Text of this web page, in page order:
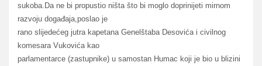
sukoba.Da ne bi propustio ništa što bi moglo doprinijeti mirnom
razvoju događaja,poslao je
rano slijedećeg jutra kapetana Genelštaba Desovića i civilnog
komesara Vukovića kao
parlamentarce (zastupnike) u samostan Humac koji je bio u blizini